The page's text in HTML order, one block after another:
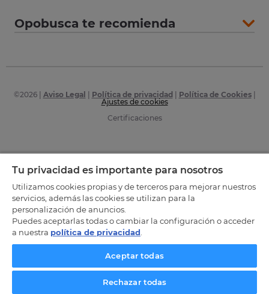
Opobusca te recomienda
©2026| Aviso Legal Política de privacidad Política de Cookies|
Ajustes de cookies
Certificaciones
Tu privacidad es importante para nosotros
Utilizamos cookies propias y de terceros para mejorar nuestros
servicios, además las cookies se utilizan para la
personalización de anuncios.
Puedes aceptarlas todas o cambiar la configuración o acceder
a nuestra política de privacidad
Aceptar todas
Rechazar todas